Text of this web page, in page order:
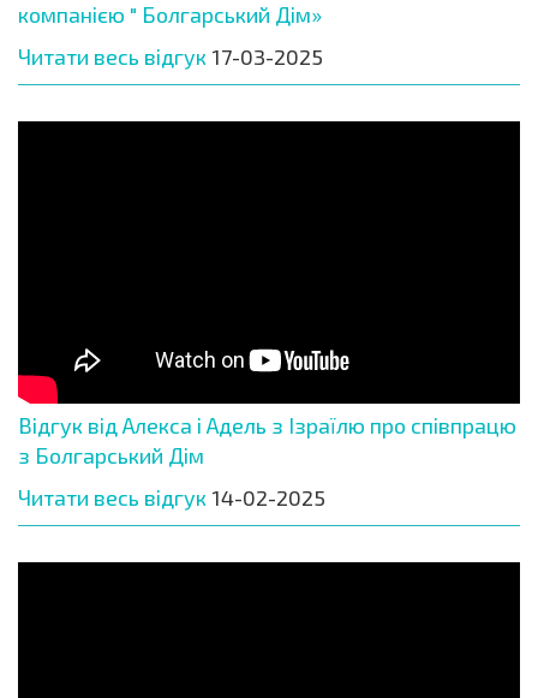
компанією " Болгарський Дім»
Читати весь відгук 17-03-2025
Відгук від Алекса і Адель з Ізраїлю про співпрацю
з Болгарський Дім
Читати весь відгук 14-02-2025